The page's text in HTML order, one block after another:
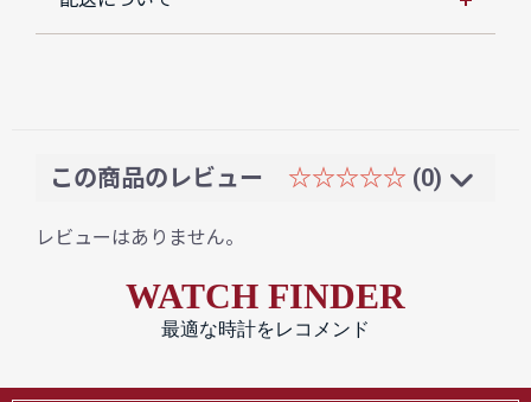
この商品のレビュー ☆☆☆☆☆ (0)
レビューはありません。
WATCH FINDER
最適な時計をレコメンド